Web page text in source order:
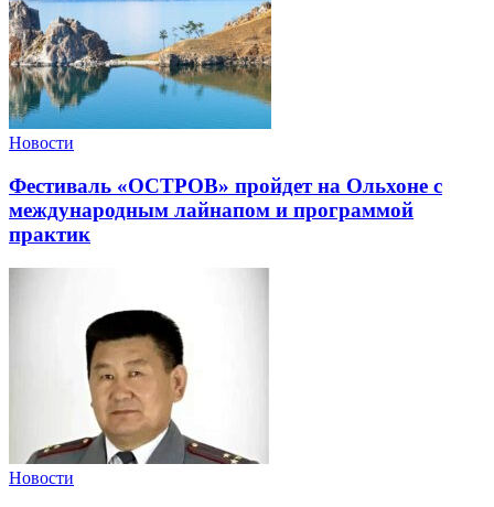
Новости
Фестиваль «ОСТРОВ» пройдет на Ольхоне с
международным лайнапом и программой
практик
Новости